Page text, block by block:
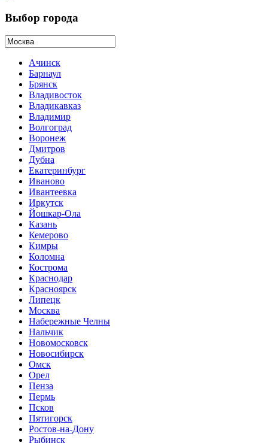
Выбор города
Ачинск
Барнаул
Брянск
Владивосток
Владикавказ
Владимир
Волгоград
Воронеж
Дмитров
Дубна
Екатеринбург
Иваново
Ивантеевка
Иркутск
Йошкар-Ола
Казань
Кемерово
Кимры
Коломна
Кострома
Краснодар
Красноярск
Липецк
Москва
Набережные Челны
Нальчик
Новомосковск
Новосибирск
Омск
Орел
Пенза
Пермь
Псков
Пятигорск
Ростов-на-Дону
Рыбинск